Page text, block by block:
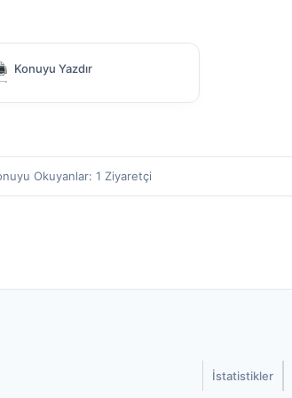
Konuyu Yazdır
Okuyanlar: 1 Ziyaretçi
İstatistikler